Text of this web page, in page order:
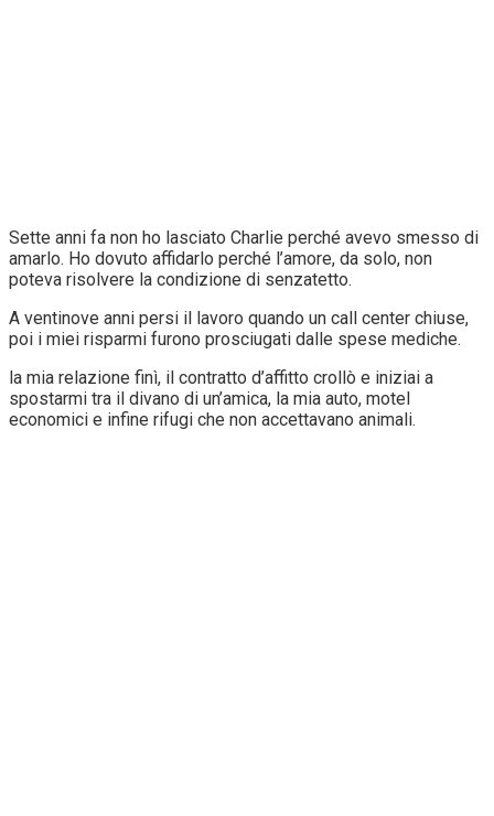
Sette anni fa non ho lasciato Charlie perché avevo smesso di
amarlo. Ho dovuto affidarlo perché l’amore, da solo, non
poteva risolvere la condizione di senzatetto.
A ventinove anni persi il lavoro quando un call center chiuse,
poi i miei risparmi furono prosciugati dalle spese mediche.
la mia relazione finì, il contratto d’affitto crollò e iniziai a
spostarmi tra il divano di un’amica, la mia auto, motel
economici e infine rifugi che non accettavano animali.